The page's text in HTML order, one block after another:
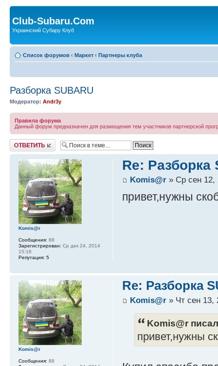
Club-Subaru.Com
Украинский Субару Клуб
Список форумов ‹ Маркет ‹ Партнеры клуба
Разборка SUBARU
Модератор: Andr3y
Правила форума
Данный форум предназначен для размещения тем участников партнерской
Ответить
Re: Разборка
Komis@r» Ср сен 12,
привет,нужны
Komis@r
Сообщения: 88
Зарегистрирован: Ср дек 24, 2014
15:16
Репутация: 5
Re: Разборка
Komis@r» Чт сен 13,
Komis@r
привет,нужны
Komis@r
Сообщения: 88